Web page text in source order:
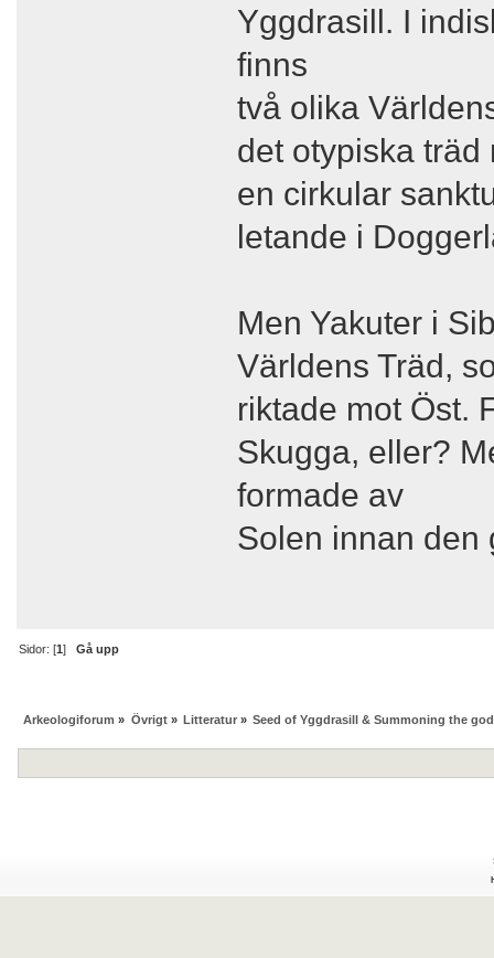
Yggdrasill. I
finns
två olika
det otypiska träd
en cirkular
letande i
Men Yakuter i
Världens Träd,
riktade mot Öst.
Skugga, eller?
formade av
Solen innan den
Sidor: [1]Gå upp
Arkeologiforum » Övrigt» Litteratur» Seed of Yggdrasill & Summoning the